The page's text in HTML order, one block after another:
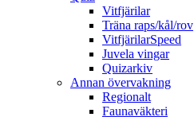
Vitfjärilar
Träna raps/kål/rov
VitfjärilarSpeed
Juvela vingar
Quizarkiv
Annan övervakning
Regionalt
Faunaväkteri